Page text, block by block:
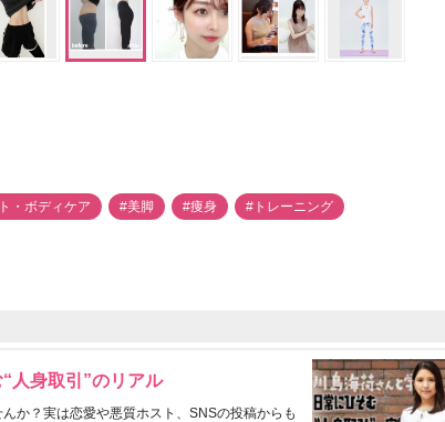
・ボディケア #美脚 #痩身 #トレーニング
人身取引”のリアル
か？実は恋愛や悪質ホスト、SNSの投稿からも